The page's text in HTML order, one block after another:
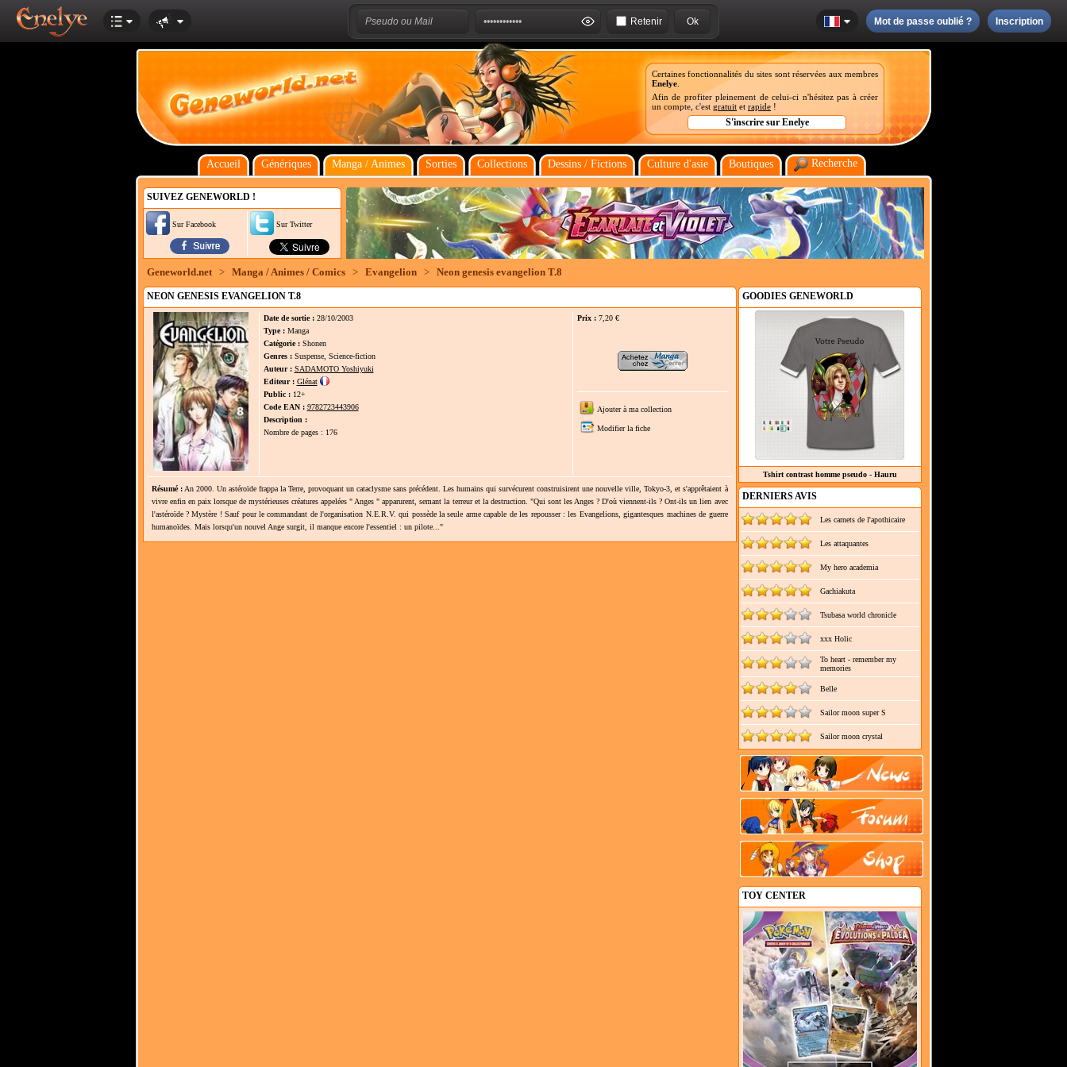
Retenir Mot de passe oublié ? Inscription
Certaines fonctionnalités du sites sont réservées aux membres
Enelye
Afin de profiter pleinement de celui-ci n'hésitez pas à créer
un compte, c'est gratuit et rapide !
Accueil Génériques Manga / Animes Sorties Collections Dessins / Fictions Culture d'asie Boutiques Recherche
SUIVEZ GENEWORLD !
Sur Facebook Sur Twitter
Geneworld.net > Manga / Animes / Comics > Evangelion > Neon genesis evangelion T.8
NEON GENESIS EVANGELION T.8
Date de sortie :28/10/2003
Type : Manga
Catégorie :Shonen
Genres :Suspense, Science-fiction
Auteur : SADAMOTO Yoshiyuki
Editeur : Glénat
Public :12+
Code EAN : 9782723443906
Description :
Nombre de pages : 176
Prix : 7,20 €
Ajouter à ma collection
Modifier la fiche
Résumé : An 2000. Un astéroïde frappa la Terre, provoquant un cataclysme sans précédent. Les humains qui survécurent construisirent une nouvelle ville, Tokyo-3, et s'apprêtaient à
vivre enfin en paix lorsque de mystérieuses créatures appelées " Anges " apparurent, semant la terreur et la destruction. "Qui sont les Anges ? D'où viennent-ils ? Ont-ils un lien avec
l'astéroïde ? Mystère ! Sauf pour le commandant de l'organisation N.E.R.V. qui possède la seule arme capable de les repousser : les Evangelions, gigantesques machines de guerre
humanoïdes. Mais lorsqu'un nouvel Ange surgit, il manque encore l'essentiel : un pilote..."
GOODIES GENEWORLD
Tshirt contrast homme pseudo - Hauru
DERNIERS AVIS
Les carnets de l'apothicaire
Les attaquantes
My hero academia
Gachiakuta
Tsubasa world chronicle
xxx Holic
To heart - remember my
memories
Belle
Sailor moon super S
Sailor moon crystal
TOY CENTER